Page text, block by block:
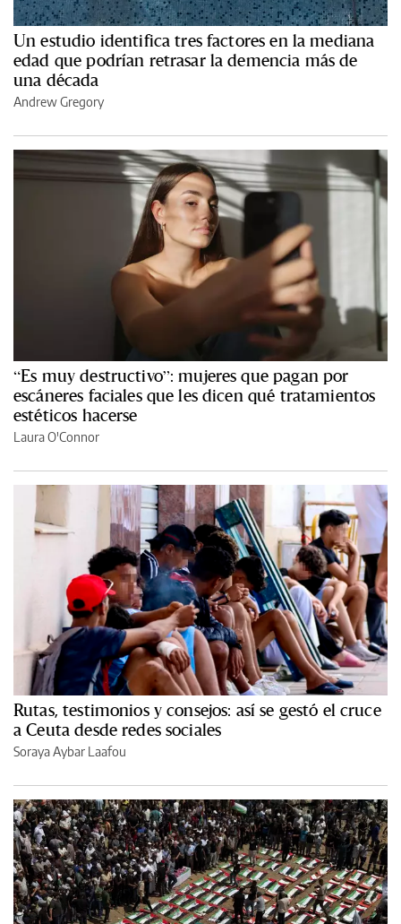
Un estudio identifica tres factores en la mediana
edad que podrían retrasar la demencia más de
una década
Andrew Gregory
“Es muy destructivo”: mujeres que pagan por
escáneres faciales que les dicen qué tratamientos
estéticos hacerse
Laura O'Connor
Rutas, testimonios y consejos: así se gestó el cruce
a Ceuta desde redes sociales
Soraya Aybar Laafou